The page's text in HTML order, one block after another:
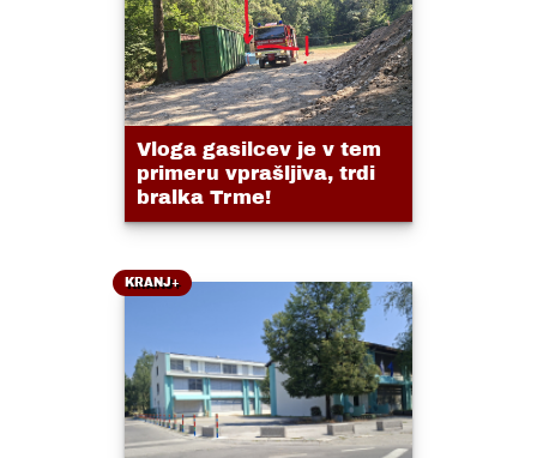
Vloga gasilcev je v tem
primeru vprašljiva, trdi
bralka Trme!
KRANJ+